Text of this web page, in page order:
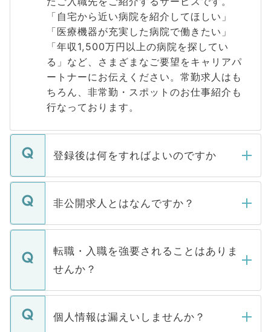
「自宅から近い病院を紹介してほしい」
「医療機器が充実した病院で働きたい」
「年収1,500万円以上の病院を探してい
る」など、さまざまなご要望をキャリアパ
ートナーにお伝えください。常勤求人はも
ちろん、非常勤・スポットのお仕事紹介も
行なっております。
登録後は何をすればよいのですか
ご登録いただきましたら、弊社担当者がご
登録内容を確認し、その後メールもしくは
ます。通常、5営業日以内にはご連絡をせて
いただきますので、しばらくお待ちくださ
非公開求人とはなんですか？
マイナビDOCTORで取り扱っている求人の
うち約3割は、Webサイトからご覧いただ
けない「非公開求人」です。非公開求人は
下記の理由によって、一般には公開してい
ません。
■応募殺到を避けるため 人気のある医療機
転職・入職を強要されることはありま
せんか？
転職・入職を強要することは一切ありませ
ん。また、仮に応募先から内定をいただい
個人情報は漏えいしませんか？